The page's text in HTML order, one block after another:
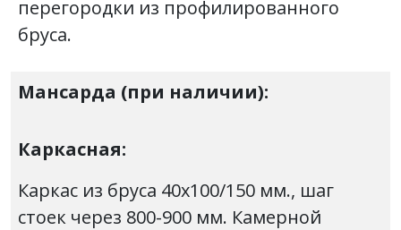
перегородки из профилированного
бруса.
Мансарда (при наличии):
Каркасная:
Каркас из бруса 40х100/150 мм., шаг
стоек через 800-900 мм. Камерной